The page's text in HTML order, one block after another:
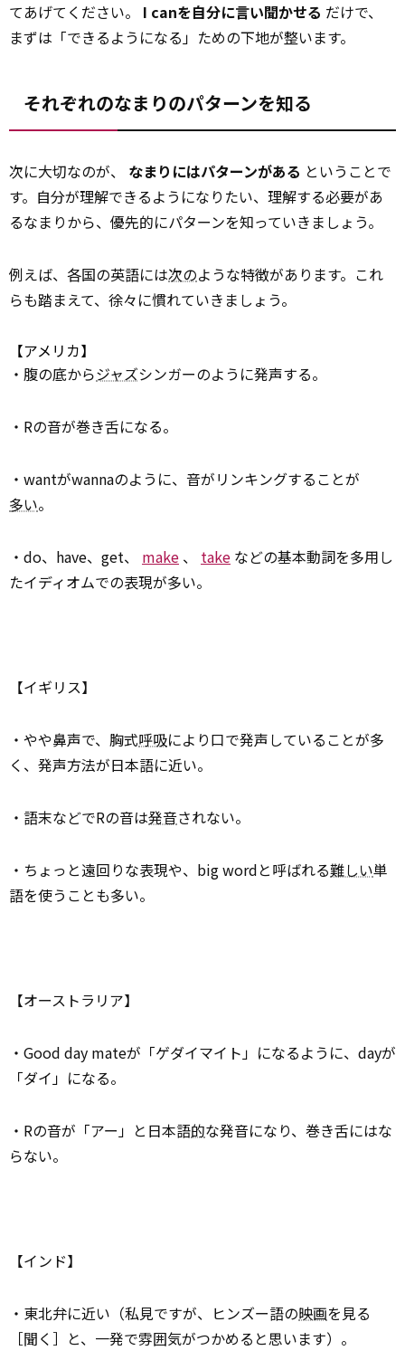
てあげてください。 I canを自分に言い聞かせる だけで、
まずは「できるようになる」ための下地が整います。
それぞれのなまりのパターンを知る
次に大切なのが、 なまりにはパターンがある ということで
す。自分が理解できるようになりたい、理解する必要があ
るなまりから、優先的にパターンを知っていきましょう。
例えば、各国の英語には次のような特徴があります。これ
らも踏まえて、徐々に慣れていきましょう。
【アメリカ】
・腹の底からジャズシンガーのように発声する。
・Rの音が巻き舌になる。
・wantがwannaのように、音がリンキングすることが
多い。
・do、have、get、 make 、 take などの基本動詞を多用し
たイディオムでの表現が多い。
【イギリス】
・やや鼻声で、胸式呼吸により口で発声していることが多
く、発声方法が日本語に近い。
・語末などでRの音は発音されない。
・ちょっと遠回りな表現や、big wordと呼ばれる難しい単
語を使うことも多い。
【オーストラリア】
・Good day mateが「ゲダイマイト」になるように、dayが
「ダイ」になる。
・Rの音が「アー」と日本語的な発音になり、巻き舌にはな
らない。
【インド】
・東北弁に近い（私見ですが、ヒンズー語の映画を見る
［聞く］と、一発で雰囲気がつかめると思います）。